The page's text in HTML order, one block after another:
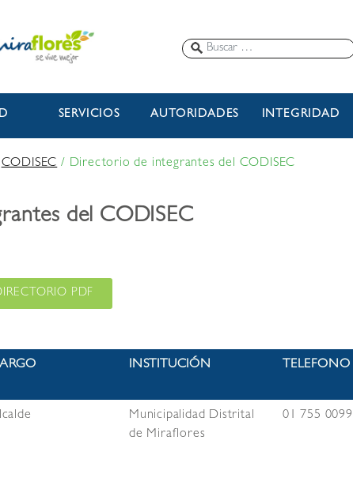
SERVICIOS AUTORIDADES INTEGRIDAD
CODISEC/ Directorio de integrantes del CODISEC
del CODISEC
PDF
INSTITUCIÓN TELEFONO
Municipalidad Distrital
de Miraflores
01 755 0099